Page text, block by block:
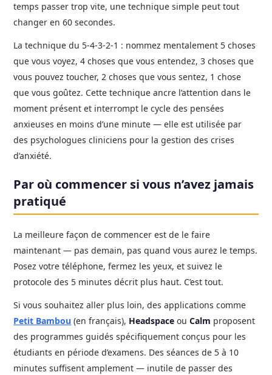
temps passer trop vite, une technique simple peut tout
changer en 60 secondes.
La technique du 5-4-3-2-1 : nommez mentalement 5 choses
que vous voyez, 4 choses que vous entendez, 3 choses que
vous pouvez toucher, 2 choses que vous sentez, 1 chose
que vous goûtez. Cette technique ancre l’attention dans le
moment présent et interrompt le cycle des pensées
anxieuses en moins d’une minute — elle est utilisée par
des psychologues cliniciens pour la gestion des crises
d’anxiété.
Par où commencer si vous n’avez jamais
pratiqué
La meilleure façon de commencer est de le faire
maintenant — pas demain, pas quand vous aurez le temps.
Posez votre téléphone, fermez les yeux, et suivez le
protocole des 5 minutes décrit plus haut. C’est tout.
Si vous souhaitez aller plus loin, des applications comme
Petit Bambou (en français), Headspace ouCalm proposent
des programmes guidés spécifiquement conçus pour les
étudiants en période d’examens. Des séances de 5 à 10
minutes suffisent amplement — inutile de passer des